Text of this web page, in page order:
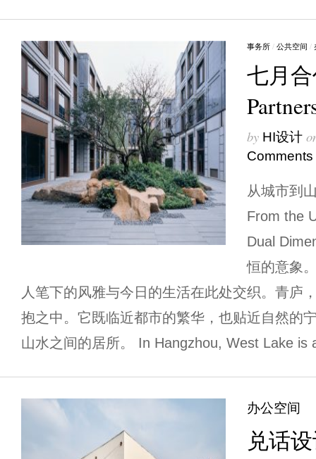
事务所 / 公共空间 /
七月
by HI设计
Comments
从城市到
From the
Dual
恒的意象
人笔下的风雅与今日的生活在此处交织。青庐
抱之中。它既临近都市的繁华，也贴近自然的
山水之间的居所。 In Hangzhou, West Lake
办公空间
兑话